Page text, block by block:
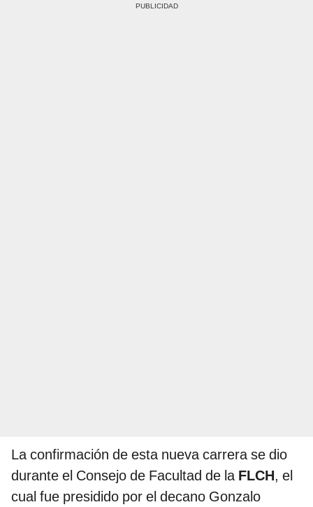
La confirmación de esta nueva carrera se dio
durante el Consejo de Facultad de la FLCH, el
cual fue presidido por el decano Gonzalo